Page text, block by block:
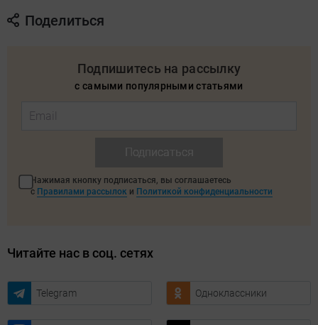
Поделиться
Подпишитесь на рассылку
с самыми популярными статьями
Нажимая кнопку подписаться, вы соглашаетесь
с Правилами рассылок и Политикой конфиденциальности
Читайте нас в соц. сетях
Telegram Одноклассники